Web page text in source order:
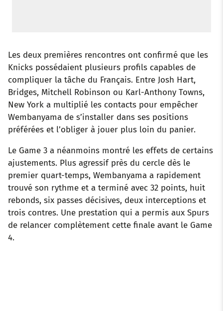
Les deux premières rencontres ont confirmé que les
Knicks possédaient plusieurs profils capables de
compliquer la tâche du Français. Entre Josh Hart,
Bridges, Mitchell Robinson ou Karl-Anthony Towns,
New York a multiplié les contacts pour empêcher
Wembanyama de s’installer dans ses positions
préférées et l’obliger à jouer plus loin du panier.
Le Game 3 a néanmoins montré les effets de certains
ajustements. Plus agressif près du cercle dès le
premier quart-temps, Wembanyama a rapidement
trouvé son rythme et a terminé avec 32 points, huit
rebonds, six passes décisives, deux interceptions et
trois contres. Une prestation qui a permis aux Spurs
de relancer complètement cette finale avant le Game
4.